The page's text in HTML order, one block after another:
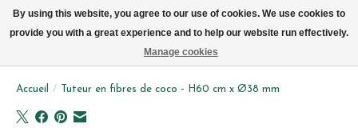
Accueil / Tuteur en fibres de coco - H60 cm x Ø38 mm
By using this website, you agree to our use of cookies. We use cookies to
provide you with a great experience and to help our website run effectively.
Manage cookies